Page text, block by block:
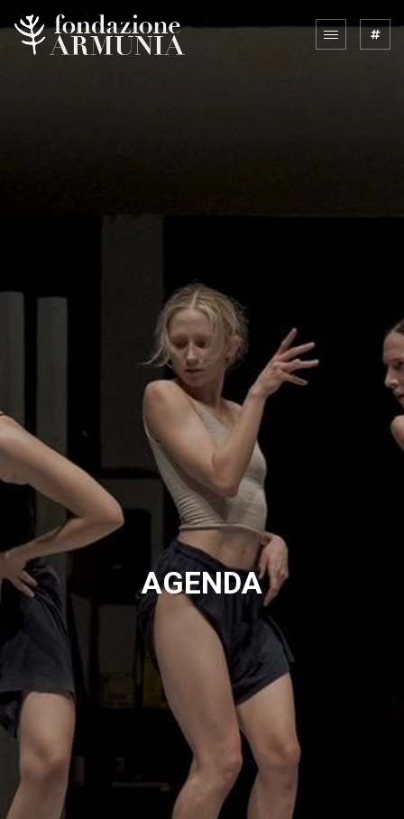
AGENDA